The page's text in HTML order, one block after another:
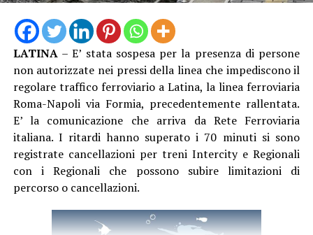
LATINA– E’ stata sospesa per la presenza di persone
non autorizzate nei pressi della linea che impediscono il
regolare traffico ferroviario a Latina, la linea ferroviaria
Roma-Napoli via Formia, precedentemente rallentata.
E’ la comunicazione che arriva da Rete Ferroviaria
italiana. I ritardi hanno superato i 70 minuti si sono
registrate cancellazioni per treni Intercity e Regionali
con i Regionali che possono subire limitazioni di
percorso o cancellazioni.